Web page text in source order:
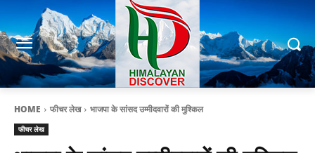
HOME फीचर लेख भाजपा के सांसद उम्मीदवारों की मुश्किल
फीचर लेख